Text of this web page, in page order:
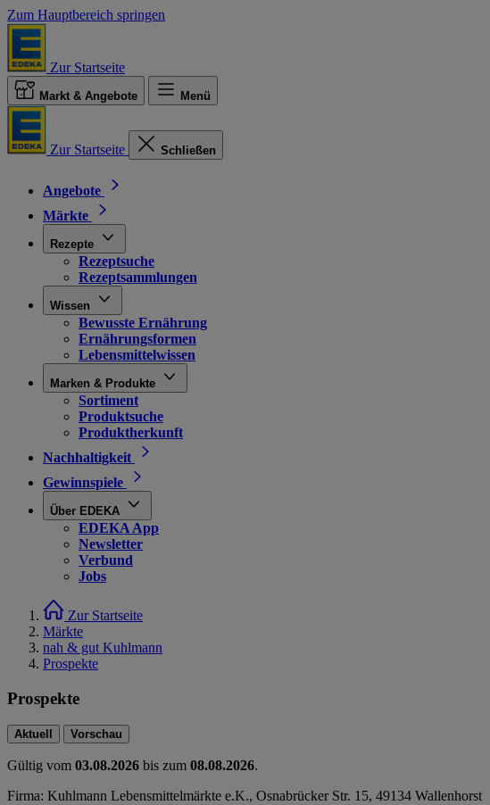
Zum Hauptbereich springen
Zur Startseite
Markt & Angebote Menü
Zur Startseite Schließen
Angebote
Märkte
Rezepte
Rezeptsuche
Rezeptsammlungen
Wissen
Bewusste Ernährung
Ernährungsformen
Lebensmittelwissen
Marken & Produkte
Sortiment
Produktsuche
Produktherkunft
Nachhaltigkeit
Gewinnspiele
Über EDEKA
EDEKA App
Newsletter
Verbund
Jobs
Zur Startseite
Märkte
nah & gut Kuhlmann
Prospekte
Prospekte
Aktuell Vorschau
Gültig vom 03.08.2026 bis zum 08.08.2026.
Firma: Kuhlmann Lebensmittelmärkte e.K., Osnabrücker Str. 15, 49134 Wallenhorst